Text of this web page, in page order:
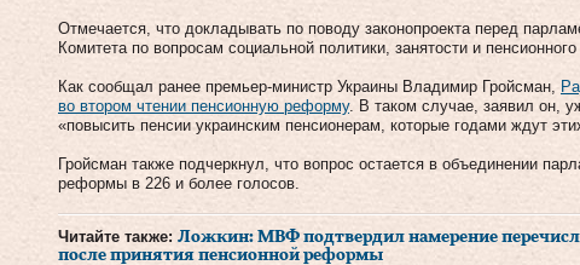
Отмечается, что докладывать по поводу законопроекта перед
Комитета по вопросам социальной политики, занятости и
Как сообщал ранее премьер-министр Украины Владимир Гройсман,
во втором чтении пенсионную реформу. В таком случае, заявил он,
«повысить пенсии украинским пенсионерам, которые годами ждут
Гройсман также подчеркнул, что вопрос остается в объединении
реформы в 226 и более голосов.
Читайте также: Ложкин: МВФ подтвердил намерение
после принятия пенсионной реформы